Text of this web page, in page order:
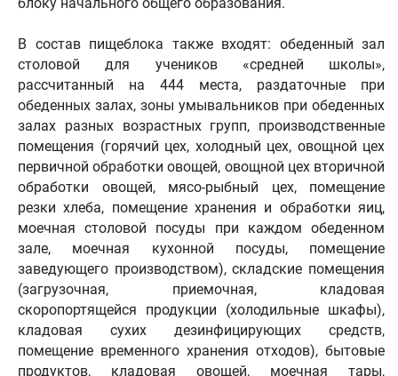
блоку начального общего образования.
В состав пищеблока также входят: обеденный зал
столовой для учеников «средней школы»,
рассчитанный на 444 места, раздаточные при
обеденных залах, зоны умывальников при обеденных
залах разных возрастных групп, производственные
помещения (горячий цех, холодный цех, овощной цех
первичной обработки овощей, овощной цех вторичной
обработки овощей, мясо-рыбный цех, помещение
резки хлеба, помещение хранения и обработки яиц,
моечная столовой посуды при каждом обеденном
зале, моечная кухонной посуды, помещение
заведующего производством), складские помещения
(загрузочная, приемочная, кладовая
скоропортящейся продукции (холодильные шкафы),
кладовая сухих дезинфицирующих средств,
помещение временного хранения отходов), бытовые
продуктов, кладовая овощей, моечная тары,